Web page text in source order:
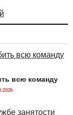
всю команду